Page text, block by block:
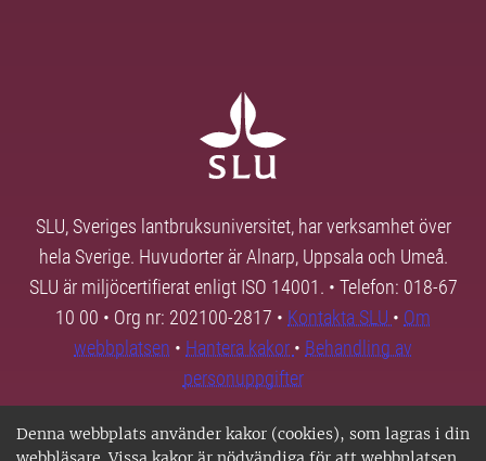
Denna webbplats använder kakor (cookies), som lagras i din
SLU, Sveriges lantbruksuniversitet, har verksamhet över
hela Sverige. Huvudorter är Alnarp, Uppsala och Umeå.
SLU är miljöcertifierat enligt ISO 14001. • Telefon: 018-67
10 00 • Org nr: 202100-2817 • Kontakta SLU • Om
webbplatsen • Hantera kakor • Behandling av
personuppgifter